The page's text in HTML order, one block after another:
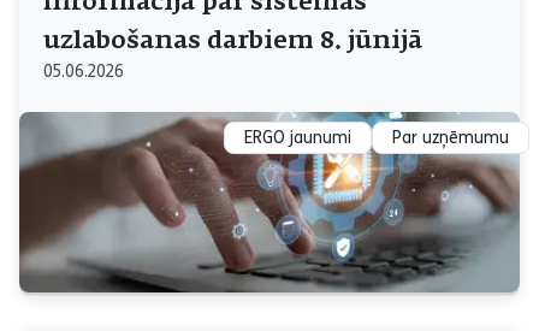
ERGO jaunumi Par uzņēmumu
uzlabošanas darbiem 8. jūnijā
05.06.2026